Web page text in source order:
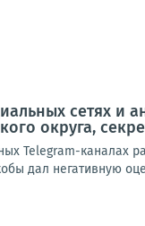
сетях и
округа,
Telegram-каналах
дал негативную